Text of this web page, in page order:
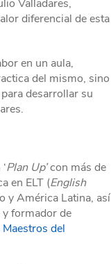
Valladares,
diferencial de esta
en un aula,
del mismo, sino
desarrollar su
Plan Up’con más de
en ELT (English
y América Latina, así
formador de
Maestros del